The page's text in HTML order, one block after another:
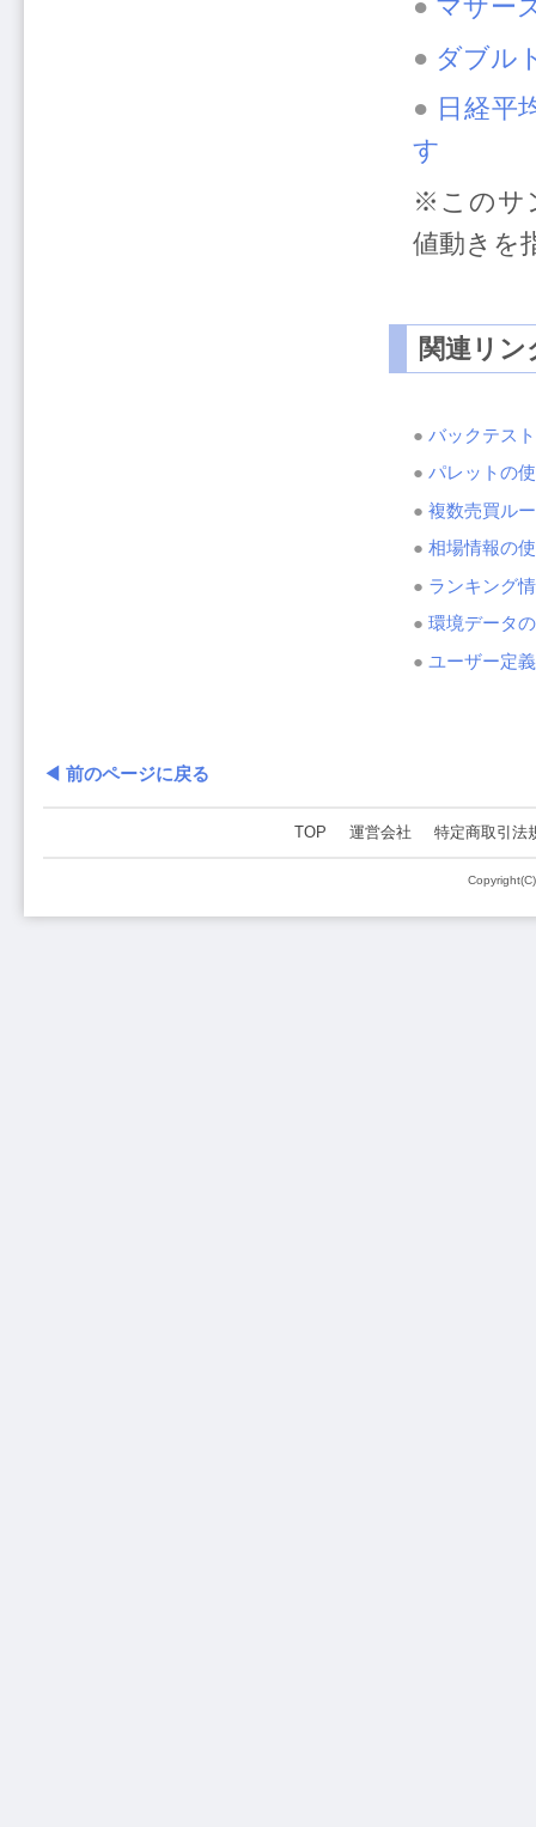
● マザー
● ダブル
● 日経平
す
※このサ
値動きを
関連リン
● バックテス
● パレットの
● 複数売買ル
● 相場情報の
● ランキング
● 環境データ
● ユーザー定
◀ 前のページに戻る